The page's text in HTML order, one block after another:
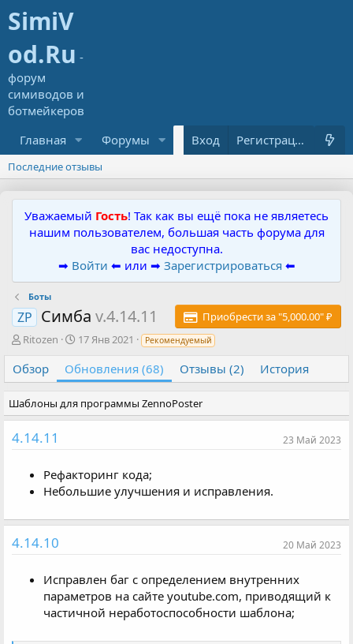
Главная Форумы Ресурсы Что нового?
Вход Регистрация
Последние отзывы
Уважаемый Гость! Так как вы ещё пока не являетесь
нашим пользователем, большая часть форума для
вас недоступна.
➡ Войти ⬅ или ➡ Зарегистрироваться ⬅
Боты
ZP Симбаv.4.14.11
Приобрести за "5,000.00" ₽
А
т
о
Ritozen
Д
т
а
о
з
и
я
17 Янв 2021 Рекомендуемый
Обзор Обновления (68) Отзывы (2) История
Шаблоны для программы ZennoPoster
4.14.11 23 Май 2023
Рефакторинг кода;
Небольшие улучшения и исправления.
4.14.10 20 Май 2023
Исправлен баг с определением внутренних
параметров на сайте youtube.com, приводящий к
частичной неработоспособности шаблона;